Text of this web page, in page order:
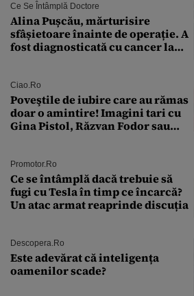
Ce Se Întâmplă Doctore
Alina Pușcău, mărturisire
sfâșietoare înainte de operație. A
fost diagnosticată cu cancer la
îmi salvez viața”
Ciao.ro
Poveştile de iubire care au rămas
doar o amintire! Imagini tari cu
Gina Pistol, Răzvan Fodor sau
Promotor.ro
Ce se întâmplă dacă trebuie să
fugi cu Tesla în timp ce încarcă?
Un atac armat reaprinde discuția
Descopera.ro
Este adevărat că inteligența
oamenilor scade?